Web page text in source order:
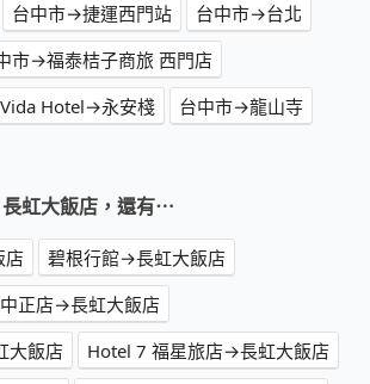
台中市→捷運西門站
台中市→台北
市→福泰桔子商旅 西門店
Hotel→永安棧
台中市→龍山寺
虹大飯店，還有⋯
店
碧根行館→長虹大飯店
正店→長虹大飯店
大飯店
Hotel 7 福星旅店→長虹大飯店